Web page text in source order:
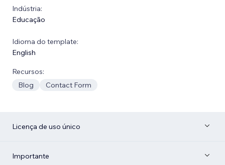
Indústria:
Educação
Idioma do template:
English
Recursos:
Blog
Contact Form
Licença de uso único
Importante